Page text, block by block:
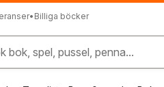
• Billiga böcker
bok, spel, pussel, penna...